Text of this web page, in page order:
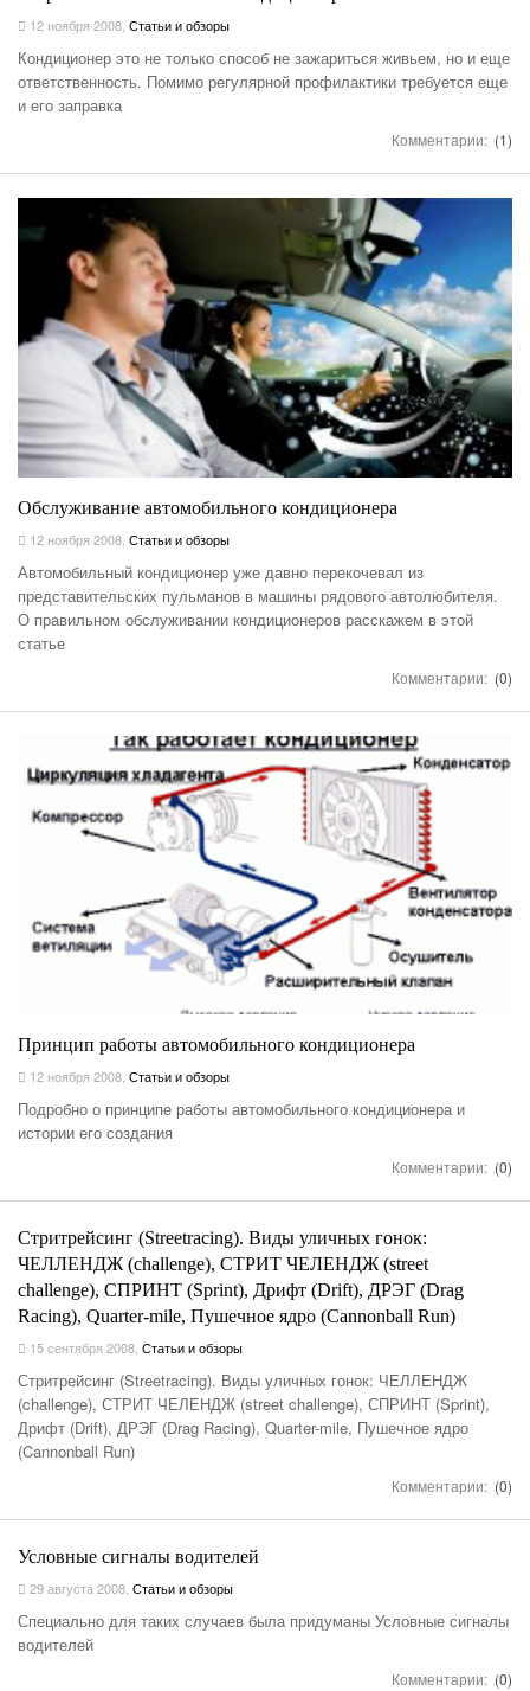
12 ноября 2008 Статьи и обзоры
Кондиционер это не только способ не зажариться живьем, но и еще
ответственность. Помимо регулярной профилактики требуется еще
и его заправка
Комментарии: (1)
Обслуживание автомобильного кондиционера
12 ноября 2008 Статьи и обзоры
Автомобильный кондиционер уже давно перекочевал из
представительских пульманов в машины рядового автолюбителя.
О правильном обслуживании кондиционеров расскажем в этой
статье
Комментарии: (0)
Принцип работы автомобильного кондиционера
12 ноября 2008 Статьи и обзоры
Подробно о принципе работы автомобильного кондиционера и
истории его создания
Комментарии: (0)
Стритрейсинг (Streetracing). Виды уличных гонок:
ЧЕЛЛЕНДЖ (challenge), СТРИТ ЧЕЛЕНДЖ (street
challenge), СПРИНТ (Sprint), Дрифт (Drift), ДРЭГ (Drag
Racing), Quarter-mile, Пушечное ядро (Cannonball Run)
15 сентября 2008 Статьи и обзоры
Стритрейсинг (Streetracing). Виды уличных гонок: ЧЕЛЛЕНДЖ
(challenge), СТРИТ ЧЕЛЕНДЖ (street challenge), СПРИНТ (Sprint),
Дрифт (Drift), ДРЭГ (Drag Racing), Quarter-mile, Пушечное ядро
(Cannonball Run)
Комментарии: (0)
Условные сигналы водителей
29 августа 2008 Статьи и обзоры
Специально для таких случаев была придуманы Условные сигналы
водителей
Комментарии: (0)